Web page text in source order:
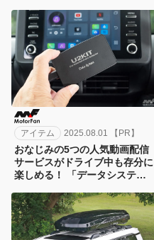
アイテム 2025.08.01 【PR】
おなじみの5つの人気動画配信
サービスがドライブ中も存分に
楽しめる！ 「データシステム
ー U2KIT CEA950 」でディス
プレイオーディオが進化する！
【CAR MONO図鑑】